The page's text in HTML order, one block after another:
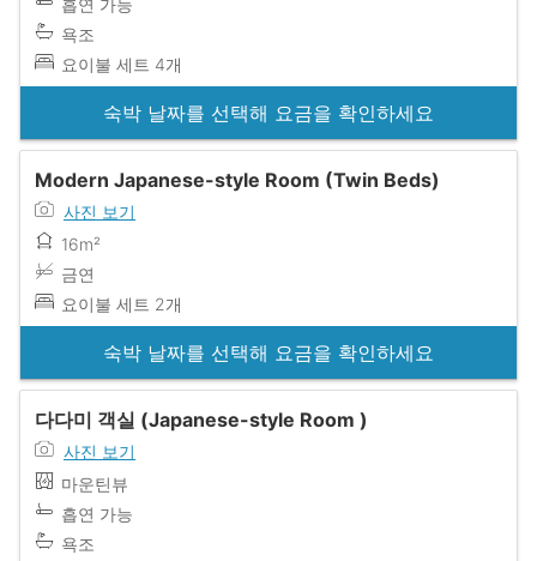
욕조
요이불 세트 4개
숙박 날짜를 선택해 요금을 확인하세요
Modern Japanese-style Room (Twin Beds)
사진 보기
16m²
금연
요이불 세트 2개
숙박 날짜를 선택해 요금을 확인하세요
다다미 객실 (Japanese-style Room )
사진 보기
마운틴뷰
흡연 가능
욕조